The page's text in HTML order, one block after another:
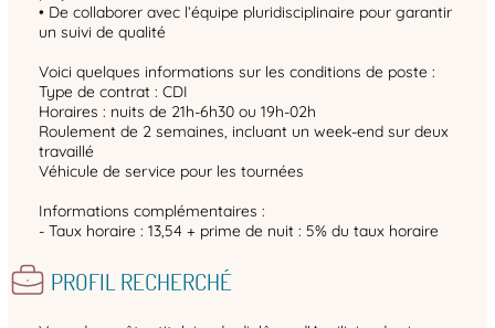
• De collaborer avec l’équipe pluridisciplinaire pour garantir
un suivi de qualité
Voici quelques informations sur les conditions de poste :
Type de contrat : CDI
Horaires : nuits de 21h-6h30 ou 19h-02h
Roulement de 2 semaines, incluant un week-end sur deux
travaillé
Véhicule de service pour les tournées
Informations complémentaires :
- Taux horaire : 13,54 + prime de nuit : 5% du taux horaire
PROFIL RECHERCHÉ